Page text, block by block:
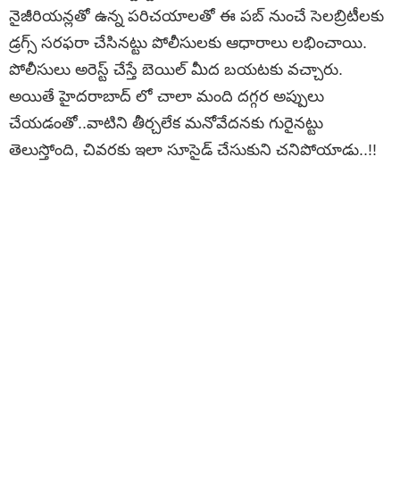
నైజీరియన్లతో ఉన్న పరిచయాలతో ఈ పబ్ నుంచే సెలబ్రిటీలకు
డ్రగ్స్ సరఫరా చేసినట్టు పోలీసులకు ఆధారాలు లభించాయి.
పోలీసులు అరెస్ట్ చేస్తే బెయిల్ మీద బయటకు వచ్చారు.
అయితే హైదరాబాద్ లో చాలా మంది దగ్గర అప్పులు
చేయడంతో..వాటిని తీర్చలేక మనోవేదనకు గురైనట్టు
తెలుస్తోంది, చివరకు ఇలా సూసైడ్ చేసుకుని చనిపోయాడు..!!